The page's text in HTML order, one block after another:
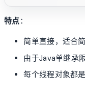
特点：
简单直接，适合
由于Java单继承
每个线程对象都